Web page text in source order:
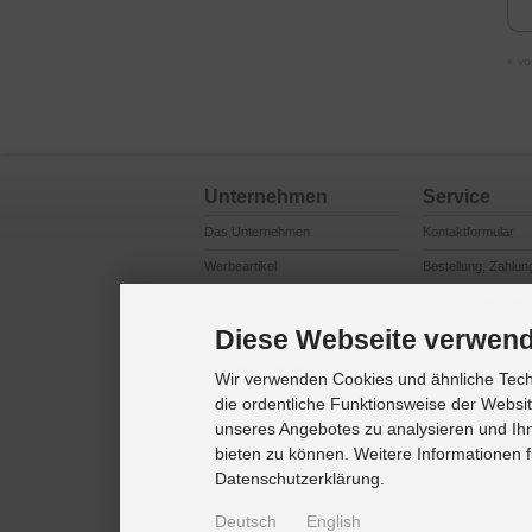
Unternehmen
Das Unternehmen
Werbeartikel
Produktsicherheit
Referenzkunden
Service
Kontaktformular
Bestellung,
Cookie
Diese Webseite
Wir verwenden Cookies und ähnliche
die ordentliche Funktionsweise der
unseres Angebotes zu analysieren und
bieten zu können. Weitere Informationen
Datenschutzerklärung.
Deutsch English